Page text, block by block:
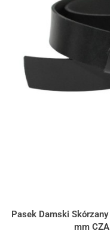
Pasek Damski
mm